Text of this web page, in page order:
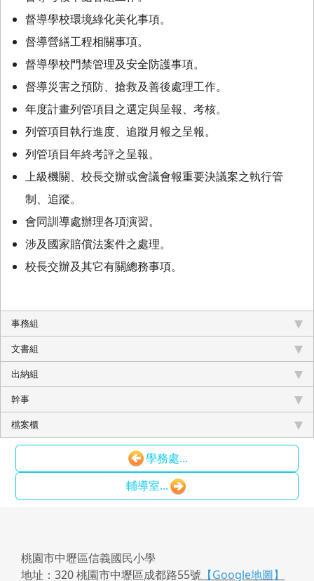
督導學校環境綠化美化事項。
督導營繕工程相關事項。
督導學校門禁管理及安全防護事項。
督導災害之預防、搶救及善後處理工作。
年度計畫列管項目之選定與呈報、考核。
列管項目執行進度、追蹤月報之呈報。
列管項目年終考評之呈報。
上級機關、校長交辦或會議會報重要決議案之執行管
制、追蹤。
會同訓導處辦理各項演習。
涉及國家賠償法案件之處理。
校長交辦及其它有關總務事項。
事務組
文書組
出納組
幹事
檔案櫃
學務處...
輔導室...
桃園市中壢區信義國民小學
地址：320 桃園市中壢區成都路55號 【Google地圖】